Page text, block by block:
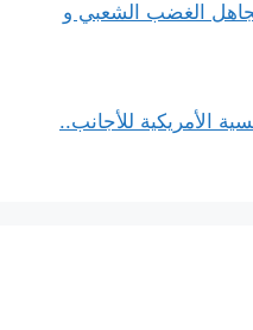
الغضب الشعبي و
الأمريكية للأجانب..